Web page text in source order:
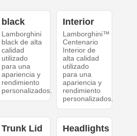
black
Lamborghini
black de alta
calidad
utilizado
para una
apariencia y
rendimiento
personalizados.
Interior
Lamborghini™
Centenario
Interior de
alta calidad
utilizado
para una
apariencia y
rendimiento
personalizados.
Trunk Lid Headlights